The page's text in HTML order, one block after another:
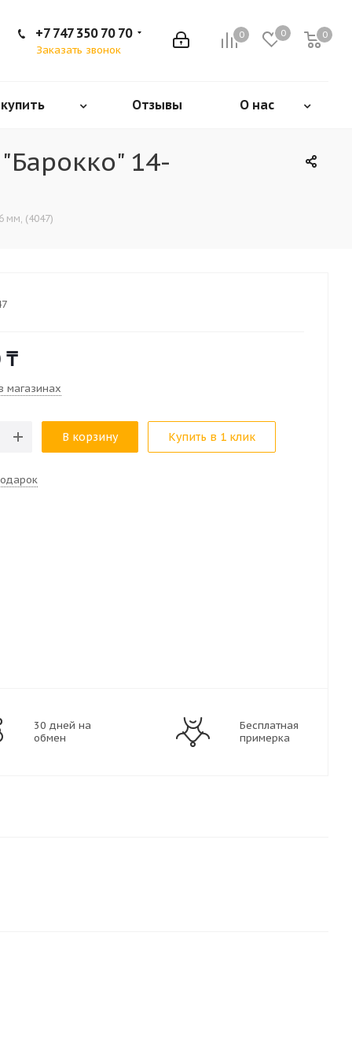
0 0 0
+7 747 350 70 70
Заказать звонок
Отзывы О нас
14-
мм, (4047)
₸
магазинах
В корзину Купить в 1 клик
30 дней на
обмен
Бесплатная
примерка